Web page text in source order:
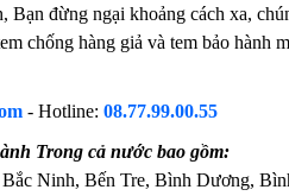
đừng ngại khoảng cách xa,
chống hàng giả và tem bảo hành
- Hotline: 08.77.99.00.55
Trong cả nước bao gồm:
Ninh, Bến Tre, Bình Dương,